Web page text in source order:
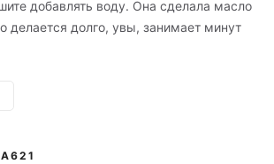
добавлять воду. Она сделала масло
делается долго, увы, занимает минут